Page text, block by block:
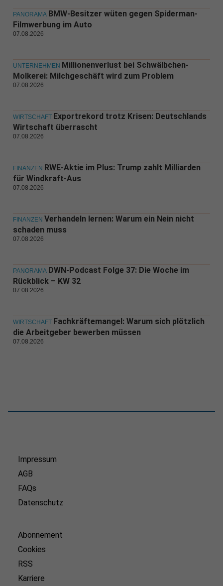
PANORAMA BMW-Besitzer wüten gegen Spiderman-
Filmwerbung im Auto
07.08.2026
UNTERNEHMEN Millionenverlust bei Schwälbchen-
Molkerei: Milchgeschäft wird zum Problem
07.08.2026
WIRTSCHAFT Exportrekord trotz Krisen: Deutschlands
Wirtschaft überrascht
07.08.2026
FINANZEN RWE-Aktie im Plus: Trump zahlt Milliarden
für Windkraft-Aus
07.08.2026
FINANZEN Verhandeln lernen: Warum ein Nein nicht
schaden muss
07.08.2026
PANORAMA DWN-Podcast Folge 37: Die Woche im
Rückblick – KW 32
07.08.2026
WIRTSCHAFT Fachkräftemangel: Warum sich plötzlich
die Arbeitgeber bewerben müssen
07.08.2026
Impressum
AGB
FAQs
Datenschutz
Abonnement
Cookies
RSS
Karriere